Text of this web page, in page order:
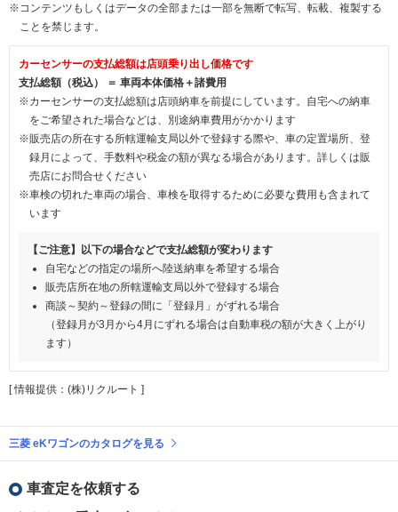
※コンテンツもしくはデータの全部または一部を無断で転写、転載、複製する
ことを禁じます。
カーセンサーの支払総額は店頭乗り出し価格です
支払総額（税込） ＝ 車両本体価格＋諸費用
※カーセンサーの支払総額は店頭納車を前提にしています。自宅への納車
をご希望された場合などは、別途納車費用がかかります
※販売店の所在する所轄運輸支局以外で登録する際や、車の定置場所、登
録月によって、手数料や税金の額が異なる場合があります。詳しくは販
売店にお問合せください
※車検の切れた車両の場合、車検を取得するために必要な費用も含まれて
います
【ご注意】以下の場合などで支払総額が変わります
自宅などの指定の場所へ陸送納車を希望する場合
販売店所在地の所轄運輸支局以外で登録する場合
商談～契約～登録の間に「登録月」がずれる場合
（登録月が3月から4月にずれる場合は自動車税の額が大きく上がり
ます）
[ 情報提供：(株)リクルート ]
三菱 eKワゴンのカタログを見る
車査定を依頼する